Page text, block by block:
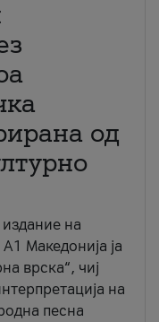
од
на
Македонија ја
врска“, чиј
на
песна